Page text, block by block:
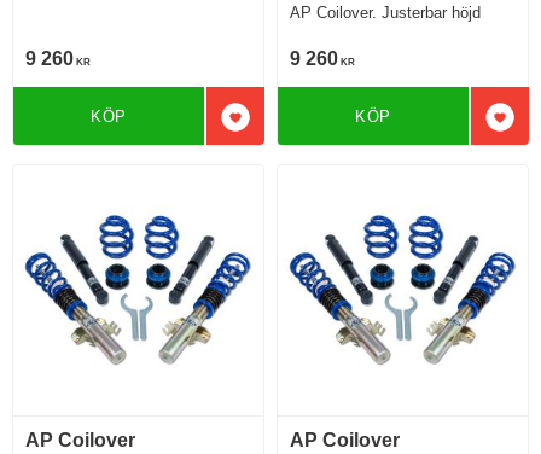
9 260 KR
Lägg till i favoriter
KÖP
AP Coilover. Justerbar höjd
9 260 KR
KÖP
AP Coilover
AP Coilover